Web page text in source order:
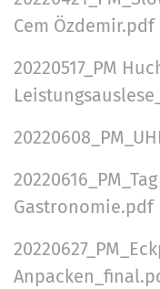
Cem Özdemir.pdf
20220517_PM
Gastronomie.pdf